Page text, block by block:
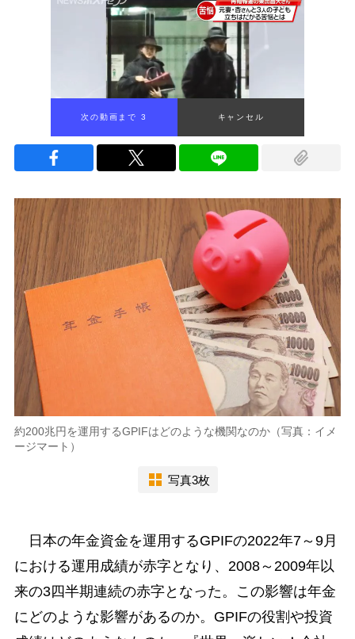
次の動画まで 2 キャンセル
約200兆円を運用するGPIFはどのような機関なのか（写真：イメ
ージマート）
写真3枚
日本の年金資金を運用するGPIFの2022年7～9月
における運用成績が赤字となり、2008～2009年以
来の3四半期連続の赤字となった。この影響は年金
にどのような影響があるのか。GPIFの役割や投資